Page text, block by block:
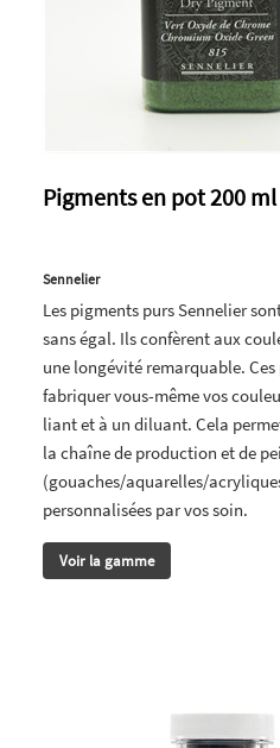
Pigments en pot 200 ml
Sennelier
Les pigments purs Sennelier
sans égal. Ils confèrent aux
une longévité remarquable.
fabriquer vous-même vos
liant et à un diluant. Cela
la chaîne de production et de
(gouaches/aquarelles/
personnalisées par vos soin.
Voir la gamme